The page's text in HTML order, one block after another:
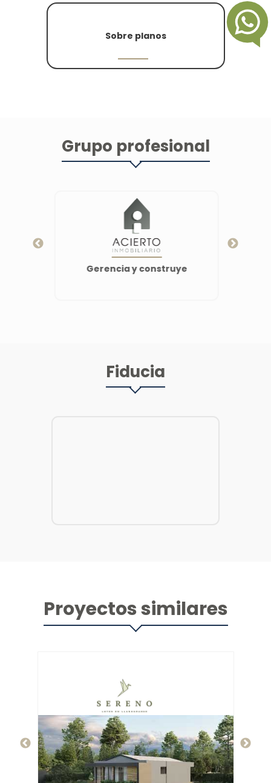
Sobre planos
Grupo profesional
Gerencia y construye
Fiducia
Proyectos similares